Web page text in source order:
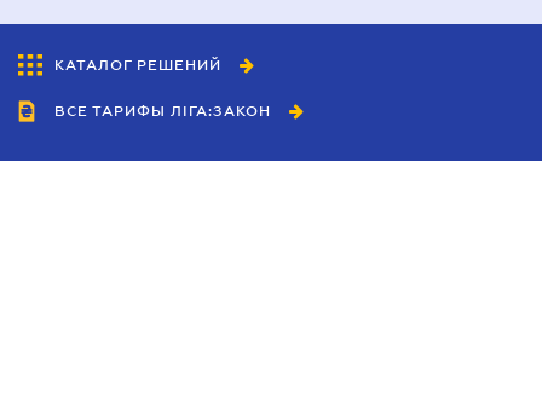
КАТАЛОГ РЕШЕНИЙ
ВСЕ ТАРИФЫ ЛІГА:ЗАКОН